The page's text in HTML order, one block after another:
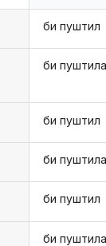
би пуштил
би пуштила
би пуштил
би пуштила
би пуштил
би пуштила